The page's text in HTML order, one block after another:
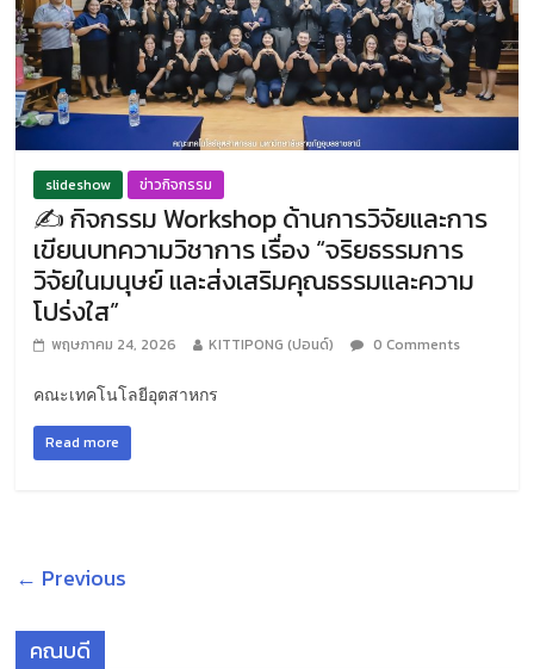
slideshow ข่าวกิจกรรม
✍️ กิจกรรม Workshop ด้านการวิจัยและการ
เขียนบทความวิชาการ เรื่อง “จริยธรรมการ
วิจัยในมนุษย์ และส่งเสริมคุณธรรมและความ
โปร่งใส”
พฤษภาคม 24, 2026 KITTIPONG (ปอนด์) 0 Comments
คณะเทคโนโลยีอุตสาหกร
Read more
← Previous
คณบดี